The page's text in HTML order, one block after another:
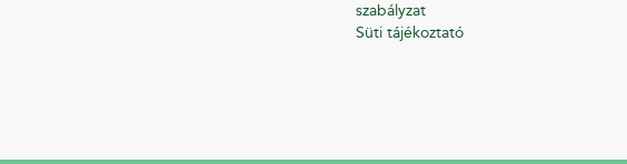
szabályzat
Süti tájékoztató